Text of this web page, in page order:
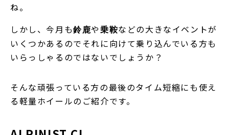
ね。
しかし、今月も鈴鹿や乗鞍などの大きなイベントが
いくつかあるのでそれに向けて乗り込んでいる方も
いらっしゃるのではないでしょうか？
そんな頑張っている方の最後のタイム短縮にも使え
る軽量ホイールのご紹介です。